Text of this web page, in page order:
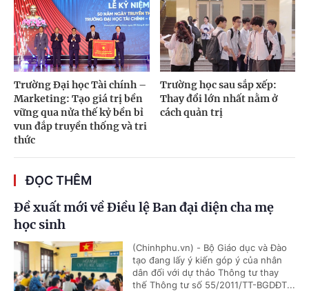
Trường Đại học Tài chính –
Marketing: Tạo giá trị bền
vững qua nửa thế kỷ bền bỉ
vun đắp truyền thống và tri
thức
Trường học sau sắp xếp:
Thay đổi lớn nhất nằm ở
cách quản trị
ĐỌC THÊM
Đề xuất mới về Điều lệ Ban đại diện cha mẹ
học sinh
(Chinhphu.vn) - Bộ Giáo dục và Đào
tạo đang lấy ý kiến góp ý của nhân
dân đối với dự thảo Thông tư thay
thế Thông tư số 55/2011/TT-BGDĐT...